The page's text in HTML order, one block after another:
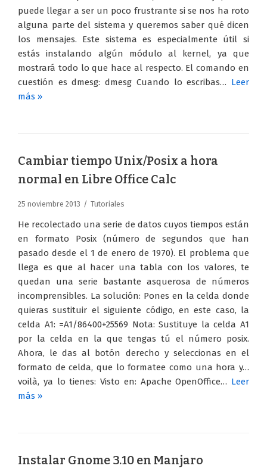
puede llegar a ser un poco frustrante si se nos ha roto
alguna parte del sistema y queremos saber qué dicen
los mensajes. Este sistema es especialmente útil si
estás instalando algún módulo al kernel, ya que
mostrará todo lo que hace al respecto. El comando en
cuestión es dmesg: dmesg Cuando lo escribas… Leer
más »
Cambiar tiempo Unix/Posix a hora
normal en Libre Office Calc
25 noviembre 2013 Tutoriales
He recolectado una serie de datos cuyos tiempos están
en formato Posix (número de segundos que han
pasado desde el 1 de enero de 1970). El problema que
llega es que al hacer una tabla con los valores, te
quedan una serie bastante asquerosa de números
incomprensibles. La solución: Pones en la celda donde
quieras sustituir el siguiente código, en este caso, la
celda A1: =A1/86400+25569 Nota: Sustituye la celda A1
por la celda en la que tengas tú el número posix.
Ahora, le das al botón derecho y seleccionas en el
formato de celda, que lo formatee como una hora y…
voilà, ya lo tienes: Visto en: Apache OpenOffice… Leer
más »
Instalar Gnome 3.10 en Manjaro